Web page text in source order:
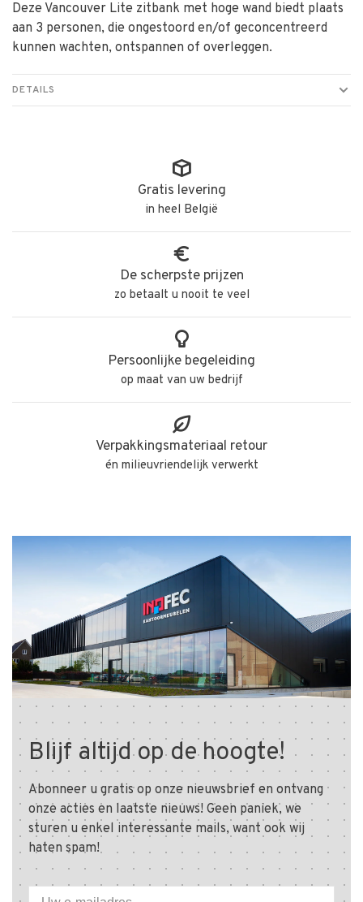
Deze Vancouver Lite zitbank met hoge wand biedt plaats
aan 3 personen, die ongestoord en/of geconcentreerd
kunnen wachten, ontspannen of overleggen.
DETAILS
Gratis levering
in heel België
De scherpste prijzen
zo betaalt u nooit te veel
Persoonlijke begeleiding
op maat van uw bedrijf
Verpakkingsmateriaal retour
én milieuvriendelijk verwerkt
Blijf altijd op de hoogte!
Abonneer u gratis op onze nieuwsbrief en ontvang
onze acties en laatste nieuws! Geen paniek, we
sturen u enkel interessante mails, want ook wij
haten spam!